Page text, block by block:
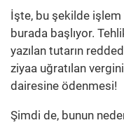
İşte, bu şekilde
burada başlıyor.
yazılan tutarın
ziyaa uğratılan
dairesine ödenmesi!
Şimdi de, bunun